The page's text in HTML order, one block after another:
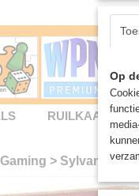
RUILKAARTEN
> Sylvaneth:
Op